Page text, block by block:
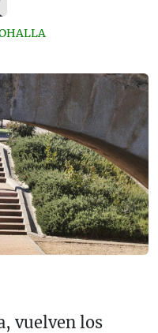
vuelven los